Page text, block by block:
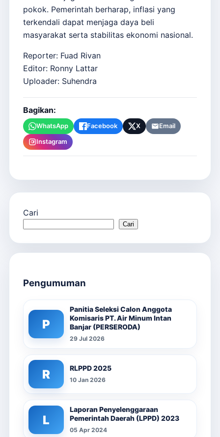
pokok. Pemerintah berharap, inflasi yang
terkendali dapat menjaga daya beli
masyarakat serta stabilitas ekonomi nasional.
Reporter: Fuad Rivan
Editor: Ronny Lattar
Uploader: Suhendra
Bagikan:
WhatsApp Facebook X
Email
Instagram
Cari
Cari
Pengumuman
P
Panitia Seleksi Calon Anggota
Komisaris PT. Air Minum Intan
Banjar (PERSERODA)
29 Jul 2026
R RLPPD 2025
10 Jan 2026
L
Laporan Penyelenggaraan
Pemerintah Daerah (LPPD) 2023
05 Apr 2024